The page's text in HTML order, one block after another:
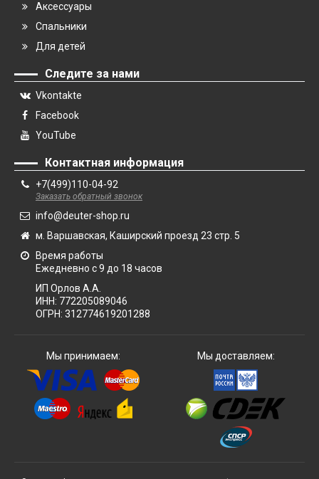
Аксессуары
Спальники
Для детей
Следите за нами
Vkontakte
Facebook
YouTube
Контактная информация
+7(499)110-04-92
Заказать обратный звонок
info@deuter-shop.ru
м. Варшавская, Каширский проезд 23 стр. 5
Время работы
Ежедневно с 9 до 18 часов
ИП Орлов А.А.
ИНН: 772205089046
ОГРН: 312774619201288
Мы принимаем: Мы доставляем: